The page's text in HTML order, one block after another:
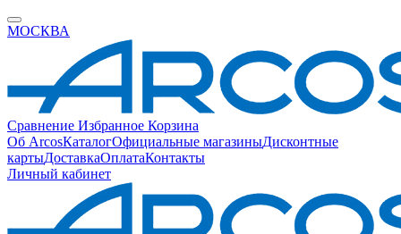
МОСКВА
Сравнение Избранное Корзина
Об ArcosКаталогОфициальные магазиныДисконтные
картыДоставкаОплатаКонтакты
Личный кабинет